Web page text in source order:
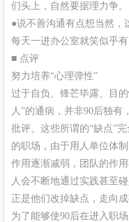
们头上，自然要据理力争。
●说不善沟通有点想当然，
每天一进办公室就笑似乎有
■ 点评
努力培养“心理弹性”
过于自负、锋芒毕露、目
人”的通病，并非90后独有
批评。这些所谓的“缺点”
的职场，由于用人单位体
作用逐渐减弱，团队的作
人会不断地通过实践甚至
正是他们改掉缺点，走向成
为了能够使90后在进入职